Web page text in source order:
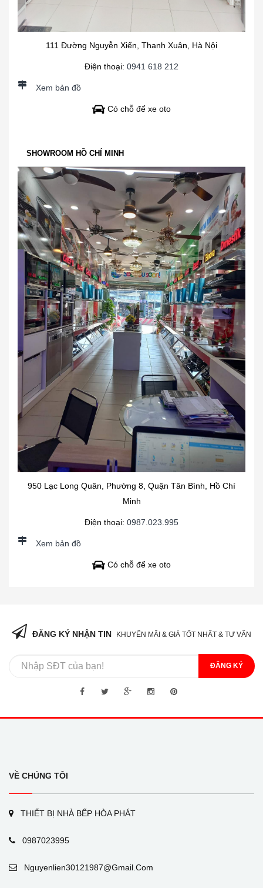
111 Đường Nguyễn Xiển, Thanh Xuân, Hà Nội
Điện thoại: 0941 618 212
Xem bản đồ
Có chỗ để xe oto
SHOWROOM HỒ CHÍ MINH
950 Lạc Long Quân, Phường 8, Quận Tân Bình, Hồ Chí
Minh
Điện thoại: 0987.023.995
Xem bản đồ
Có chỗ để xe oto
ĐĂNG KÝ NHẬN TIN KHUYẾN MÃI & GIÁ TỐT NHẤT & TƯ VẤN
ĐĂNG KÝ
VỀ CHÚNG TÔI
THIẾT BỊ NHÀ BẾP HÒA PHÁT
0987023995
Nguyenlien30121987@gmail.com